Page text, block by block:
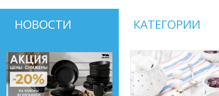
НОВОСТИ КАТЕГОРИИ